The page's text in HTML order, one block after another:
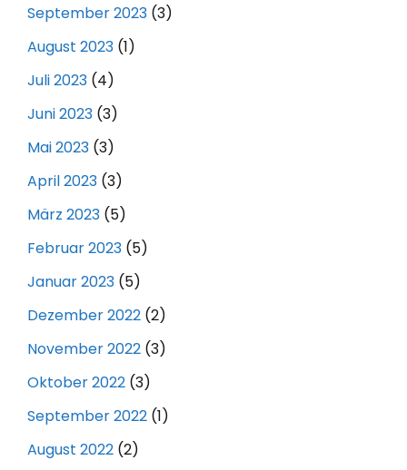
September 2023 (3)
August 2023 (1)
Juli 2023 (4)
Juni 2023 (3)
Mai 2023 (3)
April 2023 (3)
März 2023 (5)
Februar 2023 (5)
Januar 2023 (5)
Dezember 2022 (2)
November 2022 (3)
Oktober 2022 (3)
September 2022 (1)
August 2022 (2)